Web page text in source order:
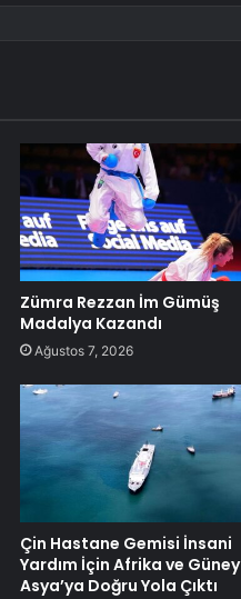
Zümra Rezzan İm Gümüş
Madalya Kazandı
Ağustos 7, 2026
Çin Hastane Gemisi İnsani
Yardım İçin Afrika ve Güney
Asya’ya Doğru Yola Çıktı